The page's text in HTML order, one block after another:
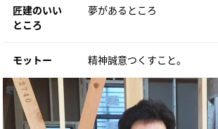
匠建のいい
ところ
夢があるところ
モットー 精神誠意つくすこと。